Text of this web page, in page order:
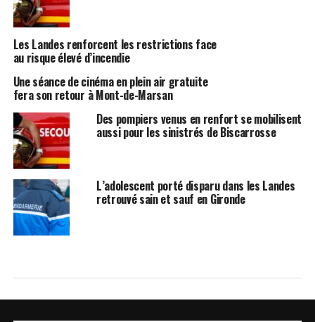
Les Landes renforcent les restrictions face
au risque élevé d’incendie
Une séance de cinéma en plein air gratuite
fera son retour à Mont-de-Marsan
Des pompiers venus en renfort se mobilisent
aussi pour les sinistrés de Biscarrosse
L’adolescent porté disparu dans les Landes
retrouvé sain et sauf en Gironde